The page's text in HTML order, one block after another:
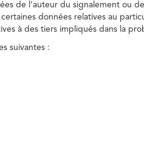
de l’auteur du signalement ou
données relatives au
à des tiers impliqués dans la
suivantes :